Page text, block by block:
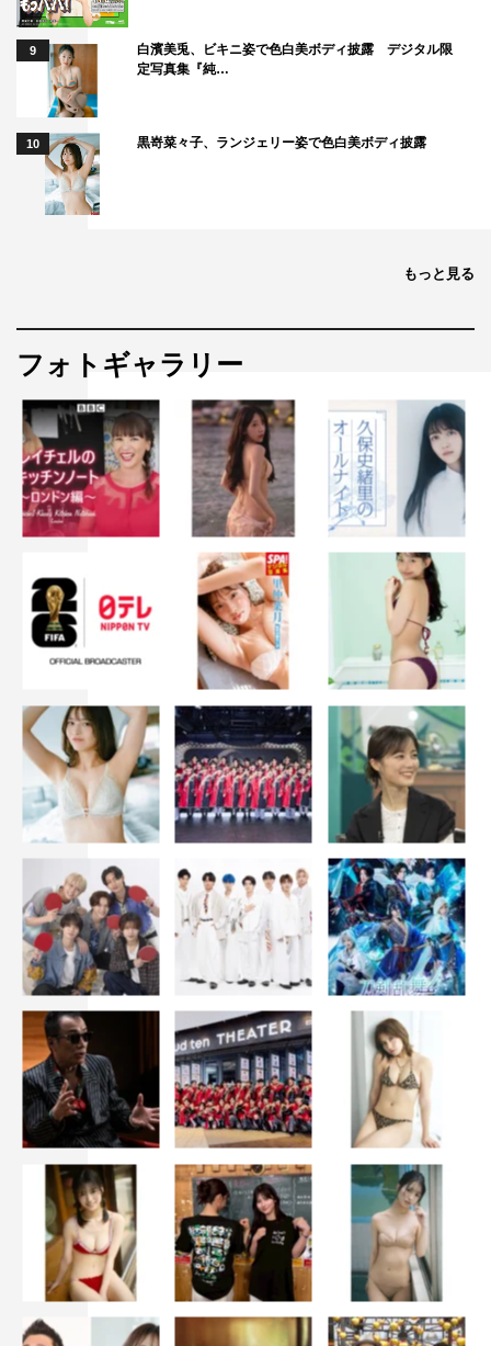
9
白濱美兎、ビキニ姿で色白美ボディ披露 デジタル限
定写真集『純…
10 黒嵜菜々子、ランジェリー姿で色白美ボディ披露
もっと見る
フォトギャラリー